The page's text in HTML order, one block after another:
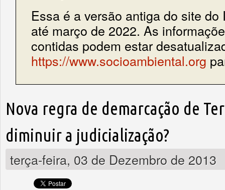
Essa é a versão antiga do site do
até março de 2022. As
contidas podem estar
https://www.socioambiental.org
Nova regra de demarcação de
diminuir a judicialização?
terça-feira, 03 de Dezembro de 2013